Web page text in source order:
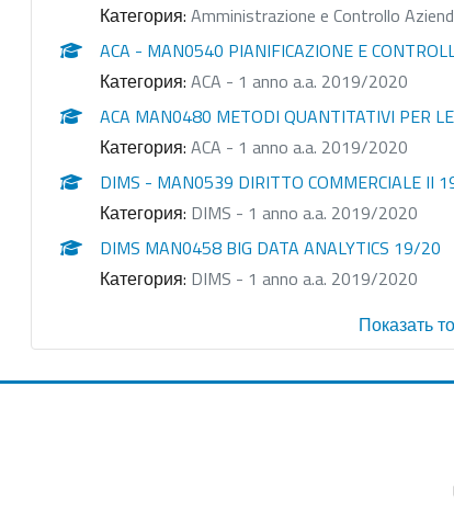
Категория: Amministrazione e Controllo
ACA - MAN0540 PIANIFICAZIONE E
Категория: ACA - 1 anno a.a. 2019/2020
ACA MAN0480 METODI QUANTITATIVI PER
Категория: ACA - 1 anno a.a. 2019/2020
DIMS - MAN0539 DIRITTO COMMERCIALE II
Категория: DIMS - 1 anno a.a. 2019/2020
DIMS MAN0458 BIG DATA ANALYTICS 19/20
Категория: DIMS - 1 anno a.a. 2019/2020
Показать